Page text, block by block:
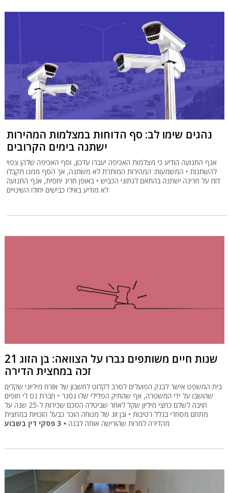
נהגים שימו לב: סף הדוחות במצלמות המהירות
ישתנה בימים הקרובים
אגף התנועה הודיע כי מצלמות האכיפה יעברו עדכון, וסף האכיפה שלהן צפוי
להשתנות • המשמעות: המהירות המותרת לא משתנה, אך הסף ממנו תקבלו
דוח על חריגה ישתנה בהתאם לנתוני הכביש • באופן חריג יחסית, אגף התנועה
לא מודיע באילו כבישים יחולו השינויים
21 שנות חיים משותפים גברו על הצוואה: בן הזוג
זכה במחצית הדירה
בית המשפט אישר לבנק הפועלים לסרב לקלוט לחשבון של אזרח מיליוני שקלים
שהושבו על ידי המשטרה, אף שהתיק הפלילי שלו נסגר • חברת נס לי חופים
חויבה לשלם כחצי מיליון שקל לאחר שביטלה הסכם שכירות ל-25 שנה על
מתחם מסחרי בגלל רטיבות • ובן זוג של מנוחה הוכר כבעל הזכויות במחצית
מהדירה למרות שהורישה אותה לבנה